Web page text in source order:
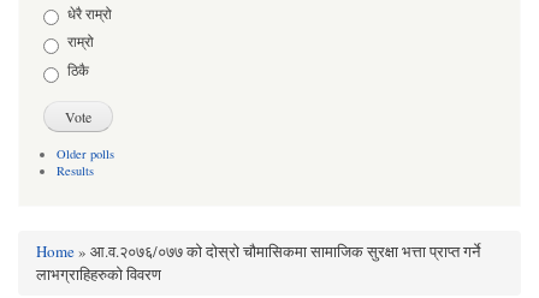
Choicesधेरै राम्रो
राम्रो
ठिकै
Older polls
Results
You are here
Home» आ.व.२०७६/०७७ को दोस्रो चौमासिकमा सामाजिक सुरक्षा भत्ता प्राप्त गर्ने
लाभग्राहिहरुको विवरण